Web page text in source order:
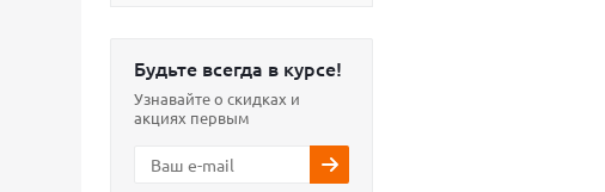
Будьте всегда в курсе!
Узнавайте о скидках и
акциях первым